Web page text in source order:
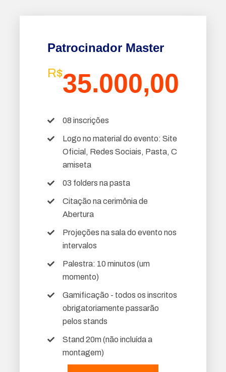
Patrocinador Master
R$35.000,00
08 inscrições
Logo no material do evento: Site
Oficial, Redes Sociais, Pasta, C
amiseta
03 folders na pasta
Citação na cerimônia de
Abertura
Projeções na sala do evento nos
intervalos
Palestra: 10 minutos (um
momento)
Gamificação - todos os inscritos
obrigatoriamente passarão
pelos stands
Stand 20m (não incluída a
montagem)